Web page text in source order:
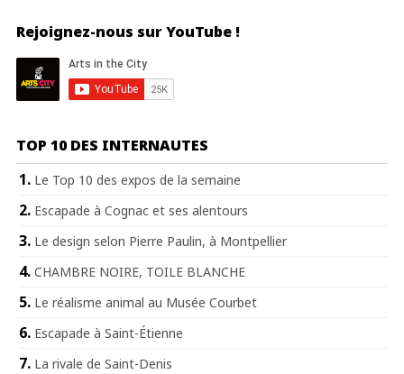
Rejoignez-nous sur YouTube !
TOP 10 DES INTERNAUTES
Le Top 10 des expos de la semaine
Escapade à Cognac et ses alentours
Le design selon Pierre Paulin, à Montpellier
CHAMBRE NOIRE, TOILE BLANCHE
Le réalisme animal au Musée Courbet
Escapade à Saint-Étienne
La rivale de Saint-Denis